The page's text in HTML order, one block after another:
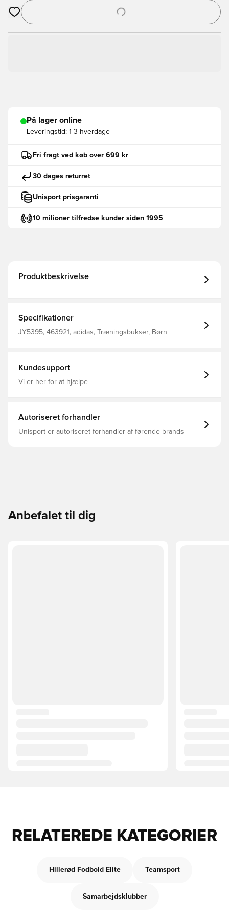
Åbner en Modal til at logge ind eller tilmelde dig som medlem
På lager online
Leveringstid: 1-3 hverdage
Fri fragt ved køb over 699 kr
30 dages returret
Unisport prisgaranti
10 milioner tilfredse kunder siden 1995
Produktbeskrivelse
Specifikationer
JY5395, 463921, adidas, Træningsbukser, Børn
Kundesupport
Vi er her for at hjælpe
Autoriseret forhandler
Unisport er autoriseret forhandler af førende brands
Anbefalet til dig
RELATEREDE KATEGORIER
Hillerød Fodbold Elite Teamsport
Samarbejdsklubber